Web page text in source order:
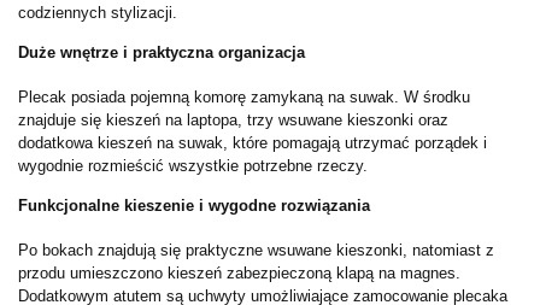
codziennych stylizacji.
Duże wnętrze i praktyczna organizacja
Plecak posiada pojemną komorę zamykaną na suwak. W środku
znajduje się kieszeń na laptopa, trzy wsuwane kieszonki oraz
dodatkowa kieszeń na suwak, które pomagają utrzymać porządek i
wygodnie rozmieścić wszystkie potrzebne rzeczy.
Funkcjonalne kieszenie i wygodne rozwiązania
Po bokach znajdują się praktyczne wsuwane kieszonki, natomiast z
przodu umieszczono kieszeń zabezpieczoną klapą na magnes.
Dodatkowym atutem są uchwyty umożliwiające zamocowanie plecaka